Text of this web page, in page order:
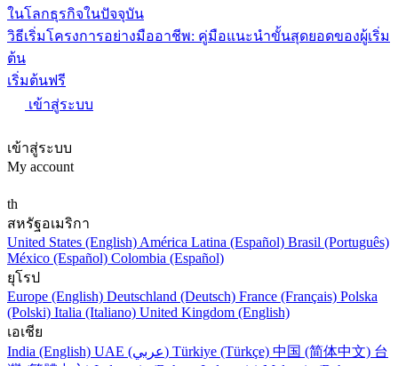
ในโลกธุรกิจในปัจจุบัน
วิธีเริ่มโครงการอย่างมืออาชีพ: คู่มือแนะนำขั้นสุดยอดของผู้เริ่ม
ต้น
เริ่มต้นฟรี
เข้าสู่ระบบ
เข้าสู่ระบบ
My account
th
สหรัฐอเมริกา
United States (English) América Latina (Español) Brasil (Português)
México (Español) Colombia (Español)
ยุโรป
Europe (English) Deutschland (Deutsch) France (Français) Polska
(Polski) Italia (Italiano) United Kingdom (English)
เอเชีย
India (English)
UAE (عربي) Türkiye (Türkçe) 中国 (简体中文) 台